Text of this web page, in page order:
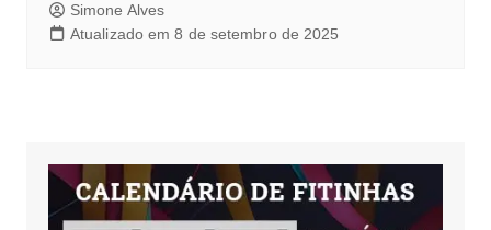
Simone Alves
Atualizado em 8 de setembro de 2025